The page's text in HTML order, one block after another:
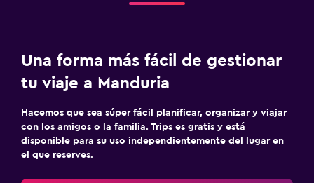
Una forma más fácil de gestionar
tu viaje a Manduria
Hacemos que sea súper fácil planificar, organizar y viajar
con los amigos o la familia. Trips es gratis y está
disponible para su uso independientemente del lugar en
el que reserves.